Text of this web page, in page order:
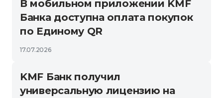
В мобильном приложении KMF
Банка доступна оплата покупок
по Единому QR
17.07.2026
KMF Банк получил
универсальную лицензию на